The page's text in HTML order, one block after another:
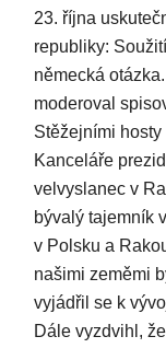
23. října
republiky:
německá
moderoval
Stěžejními
Kanceláře
velvyslanec v
bývalý tajemník
v Polsku a
našimi zeměmi
vyjádřil se k
Dále vyzdvihl,